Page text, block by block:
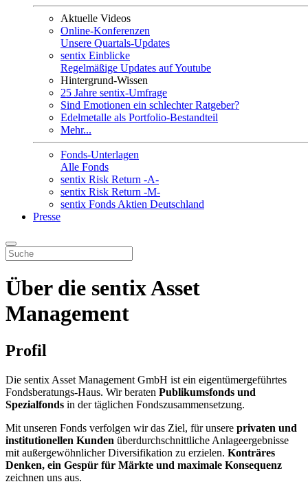
Aktuelle Videos
Online-Konferenzen
Unsere Quartals-Updates
sentix Einblicke
Regelmäßige Updates auf Youtube
Hintergrund-Wissen
25 Jahre sentix-Umfrage
Sind Emotionen ein schlechter Ratgeber?
Edelmetalle als Portfolio-Bestandteil
Mehr...
Fonds-Unterlagen
Alle Fonds
sentix Risk Return -A-
sentix Risk Return -M-
sentix Fonds Aktien Deutschland
Presse
Über die sentix Asset
Management
Profil
Die sentix Asset Management GmbH ist ein eigentümergeführtes
Fondsberatungs-Haus. Wir beraten Publikumsfonds und
Spezialfonds in der täglichen Fondszusammensetzung.
Mit unseren Fonds verfolgen wir das Ziel, für unsere privaten und
institutionellen Kunden überdurchschnittliche Anlageergebnisse
mit außergewöhnlicher Diversifikation zu erzielen. Konträres
Denken, ein Gespür für Märkte und maximale Konsequenz
zeichnen uns aus.